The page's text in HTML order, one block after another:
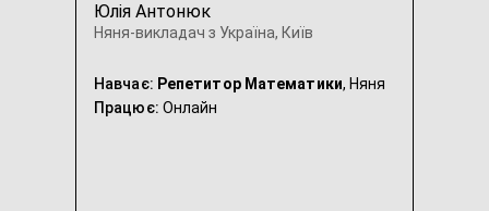
Юлія Антонюк
Няня-викладач з Україна, Київ
Навчає: Репетитор Математики, Няня
Працює: Онлайн